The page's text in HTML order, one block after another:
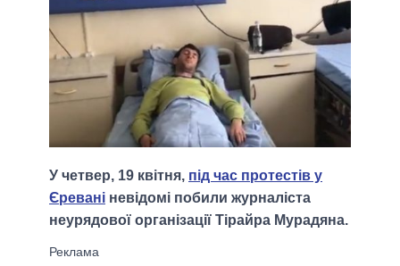
У четвер, 19 квітня, під час протестів у
Єревані невідомі побили журналіста
неурядової організації Тірайра Мурадяна.